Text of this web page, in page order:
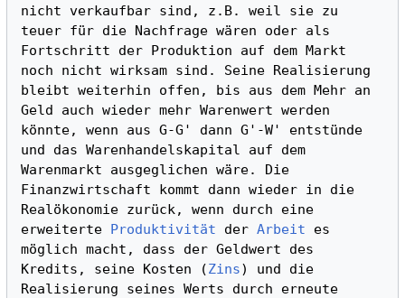
nicht verkaufbar sind, z.B. weil sie zu
teuer für die Nachfrage wären oder als
Fortschritt der Produktion auf dem Markt
noch nicht wirksam sind. Seine Realisierung
bleibt weiterhin offen, bis aus dem Mehr an
Geld auch wieder mehr Warenwert werden
könnte, wenn aus G-G' dann G'-W' entstünde
und das Warenhandelskapital auf dem
Warenmarkt ausgeglichen wäre. Die
Finanzwirtschaft kommt dann wieder in die
Realökonomie zurück, wenn durch eine
erweiterte Produktivität der Arbeit es
möglich macht, dass der Geldwert des
Kredits, seine Kosten (Zins) und die
Realisierung seines Werts durch erneute